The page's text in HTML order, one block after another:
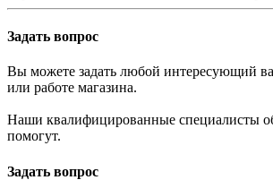
Задать вопрос
Вы можете задать любой интересующий
или работе магазина.
Наши квалифицированные специалисты
помогут.
Задать вопрос